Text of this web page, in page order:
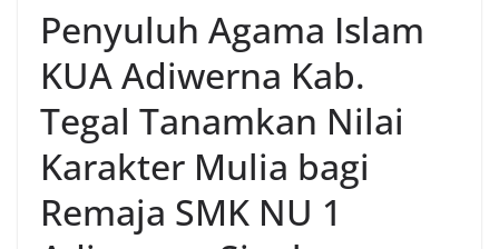
Penyuluh Agama Islam
KUA Adiwerna Kab.
Tegal Tanamkan Nilai
Karakter Mulia bagi
Remaja SMK NU 1